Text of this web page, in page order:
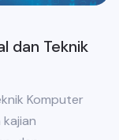
dan Teknik
Komputer